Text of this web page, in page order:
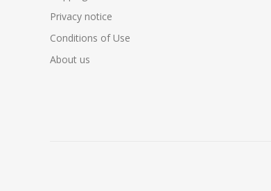
Privacy notice
Conditions of Use
About us